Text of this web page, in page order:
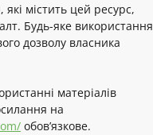
містить цей ресурс,
Будь-яке використання
дозволу власника
матеріалів
на
обов’язкове.